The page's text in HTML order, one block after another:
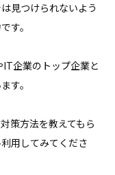
見つけられないよう
す。
企業のトップ企業と
す。
策方法を教えてもら
用してみてくださ